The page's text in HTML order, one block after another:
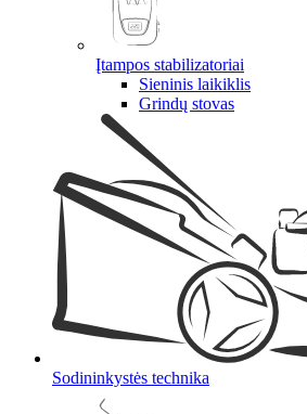
Įtampos stabilizatoriai
Sieninis laikiklis
Grindų stovas
Sodininkystės technika